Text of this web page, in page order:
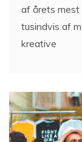
af årets mest
tusindvis af
kreative